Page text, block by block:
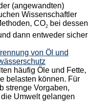
(angewandten)
Wissenschaftler
CO2 bei dessen
dann entweder sicher
von Öl und
häufig Öle und Fette,
belasten können. Für
strenge Vorgaben,
Umwelt gelangen